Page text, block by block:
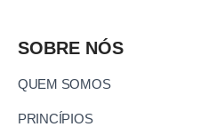
SOBRE NÓS
QUEM SOMOS
PRINCÍPIOS